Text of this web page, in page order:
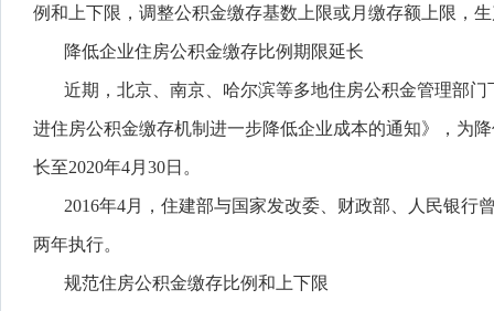
例和上下限，调整公积金缴存基数上限或月缴存额上限，
降低企业住房公积金缴存比例期限延长
近期，北京、南京、哈尔滨等多地住房公积金管理部
进住房公积金缴存机制进一步降低企业成本的通知》，为
长至2020年4月30日。
2016年4月，住建部与国家发改委、财政部、人民银行
两年执行。
规范住房公积金缴存比例和上下限